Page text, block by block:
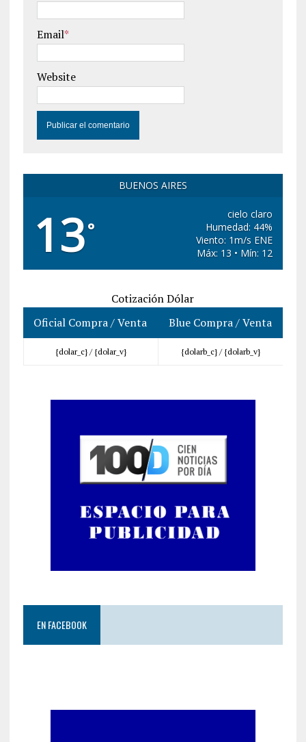
Email*
Website
BUENOS AIRES
13°
cielo claro
Humedad: 44%
Viento: 1m/s ENE
Máx: 13 • Mín: 12
Cotización Dólar
Oficial Compra / Venta
Blue Compra / Venta
{dolar_c} / {dolar_v} {dolarb_c} / {dolarb_v}
EN FACEBOOK